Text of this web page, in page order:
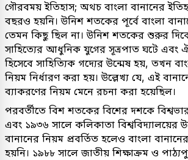
গৌরবময় ইতিহাস; অথচ বাংলা বানানের
বছরও হয়নি। উনিশ শতকের পূর্বে বাংলা
তেমন কিছু ছিল না। উনিশ শতকের শুরুর
সাহিত্যের আধুনিক যুগের সূত্রপাত ঘটে এবং ঐ
হিসেবে সাহিত্যিক গদ্যের উন্মেষ হয়, তখন
নিয়ম নির্ধারণ করা হয়। উল্লেখ্য যে, এই
ব্যাকরণের নিয়ম মেনে রচনা করা হয়েছিল।
পরবর্তীতে বিশ শতকের বিশের দশকে
এবং ১৯৩৬ সালে কলিকাতা বিশ্ববিদ্যালয়ের
বানানের নিয়ম প্রবর্তিত হলেও বাংলা
হয়নি। ১৯৮৮ সালে জাতীয় শিক্ষাক্রম ও